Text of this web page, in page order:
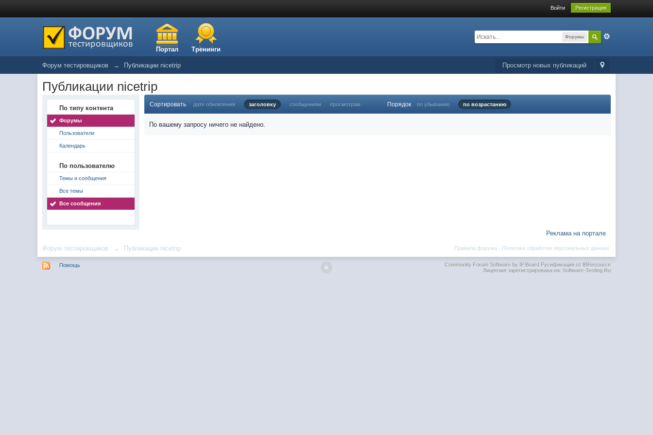
Войти Регистрация
Портал Тренинги
Форумы
Просмотр новых публикаций
Форум тестировщиков → Публикации nicetrip
Публикации nicetrip
По типу контента
Форумы
Пользователи
Календарь
По пользователю
Темы и сообщения
Все темы
Все сообщения
Сортировать дате обновления заголовку сообщениям просмотрам Порядок по убыванию по возрастанию
По вашему запросу ничего не найдено.
Реклама на портале
Форум тестировщиков → Публикации nicetrip Политика обработки персональных данных
Правила форума ·
Помощь Community Forum Software by IP.BoardРусификация от IBResource
Лицензия зарегистрирована на: Software-Testing.Ru